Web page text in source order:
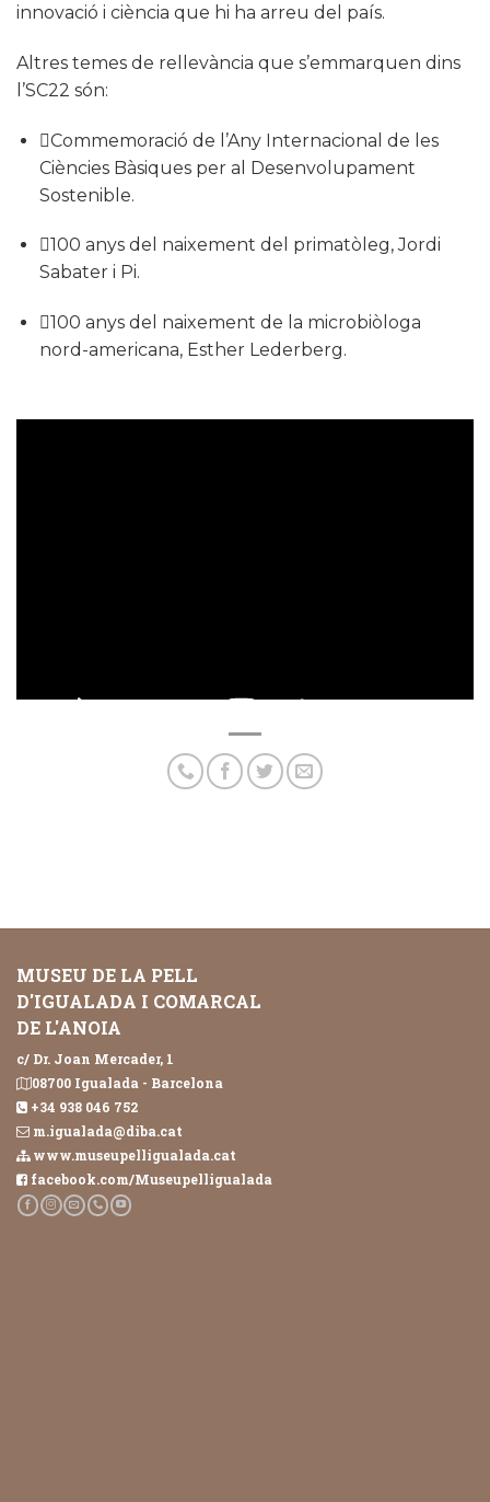
innovació i ciència que hi ha arreu del país.
Altres temes de rellevància que s’emmarquen dins
l’SC22 són:
Commemoració de l’Any Internacional de les
Ciències Bàsiques per al Desenvolupament
Sostenible.
100 anys del naixement del primatòleg, Jordi
Sabater i Pi.
100 anys del naixement de la microbiòloga
nord-americana, Esther Lederberg.
MUSEU DE LA PELL
D'IGUALADA I COMARCAL
DE L'ANOIA
c/ Dr. Joan Mercader, 1
08700 Igualada - Barcelona
+34 938 046 752
m.igualada@diba.cat
www.museupelligualada.cat
facebook.com/Museupelligualada